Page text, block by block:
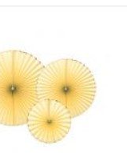
udvalg og
til dit barns
at skabe den